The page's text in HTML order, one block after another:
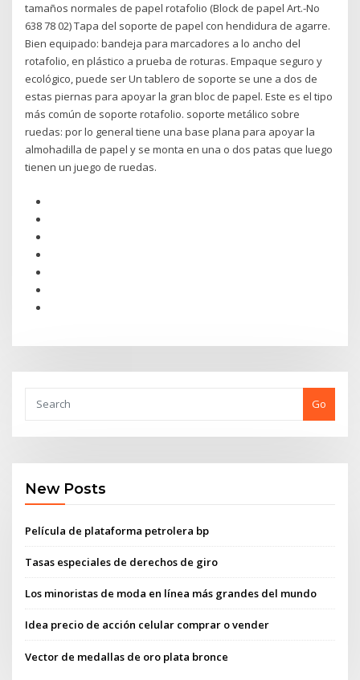
tamaños normales de papel rotafolio (Block de papel Art.-No
638 78 02) Tapa del soporte de papel con hendidura de agarre.
Bien equipado: bandeja para marcadores a lo ancho del
rotafolio, en plástico a prueba de roturas. Empaque seguro y
ecológico, puede ser Un tablero de soporte se une a dos de
estas piernas para apoyar la gran bloc de papel. Este es el tipo
más común de soporte rotafolio. soporte metálico sobre
ruedas: por lo general tiene una base plana para apoyar la
almohadilla de papel y se monta en una o dos patas que luego
tienen un juego de ruedas.
Go
New Posts
Película de plataforma petrolera bp
Tasas especiales de derechos de giro
Los minoristas de moda en línea más grandes del mundo
Idea precio de acción celular comprar o vender
Vector de medallas de oro plata bronce